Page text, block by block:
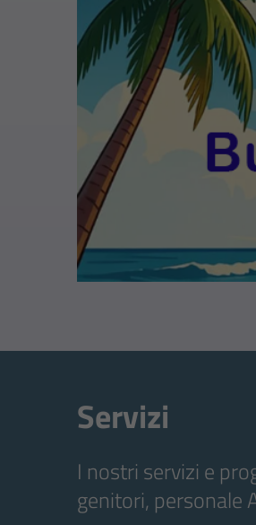
Servizi
I nostri servizi e
genitori, personale